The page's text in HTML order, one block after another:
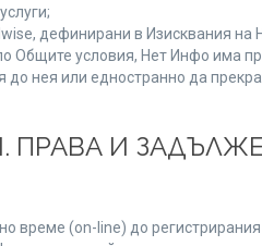
дефинирани в Изисквания
Общите условия, Нет Инфо има
нея или едностранно да
ПРАВА И
време (on-line) до